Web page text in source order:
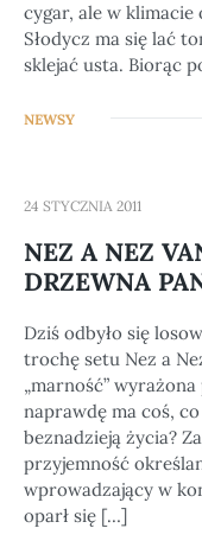
cygar, ale w
Słodycz ma się lać
sklejać usta. Biorąc
NEWSY
24 STYCZNIA 2011
NEZ A NEZ
DRZEWNA
Dziś odbyło się
trochę setu Nez a
„marność”
naprawdę ma coś,
beznadzieją życia?
przyjemność
wprowadzający w
oparł się […]